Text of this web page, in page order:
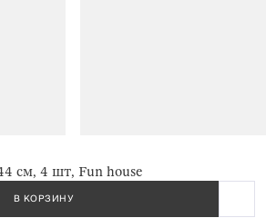
см, 4 шт, Fun house
В КОРЗИНУ